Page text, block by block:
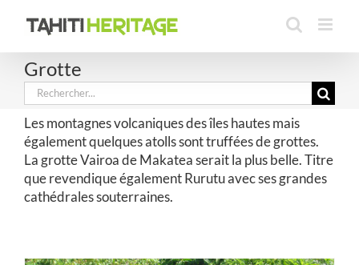
Grotte
Rechercher:
Les montagnes volcaniques des îles hautes mais
également quelques atolls sont truffées de grottes.
La grotte Vairoa de Makatea serait la plus belle. Titre
que revendique également Rurutu avec ses grandes
cathédrales souterraines.